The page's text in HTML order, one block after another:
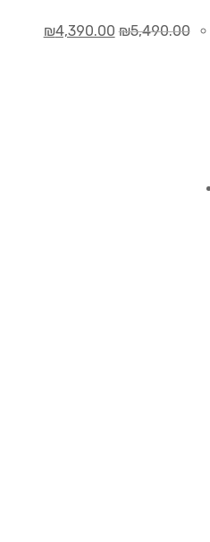
₪5,490.00
₪4,390.00